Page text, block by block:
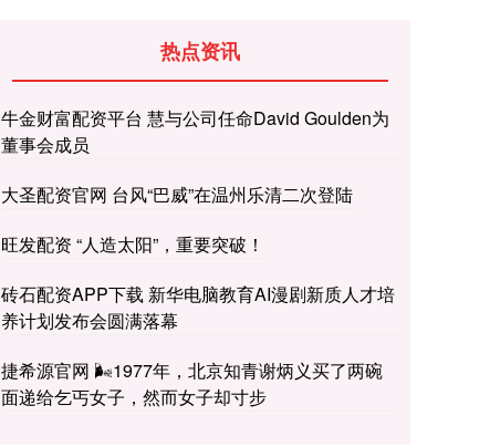
热点资讯
牛金财富配资平台 慧与公司任命David Goulden为
董事会成员
大圣配资官网 台风“巴威”在温州乐清二次登陆
旺发配资 “人造太阳”，重要突破！
砖石配资APP下载 新华电脑教育AI漫剧新质人才培
养计划发布会圆满落幕
捷希源官网 🌬1977年，北京知青谢炳义买了两碗
面递给乞丐女子，然而女子却寸步